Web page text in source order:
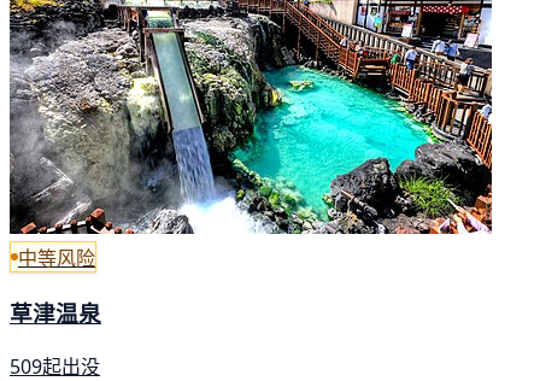
中等风险
草津温泉
509起出没